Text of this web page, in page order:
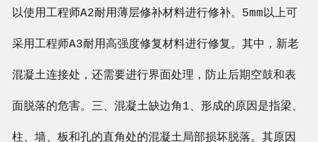
以使用工程师A2耐用薄层修补材料进行修补。5mm以上可
采用工程师A3耐用高强度修复材料进行修复。其中，新老
混凝土连接处，还需要进行界面处理，防止后期空鼓和表
面脱落的危害。三、混凝土缺边角1、形成的原因是指梁、
柱、墙、板和孔的直角处的混凝土局部损坏脱落。其原因